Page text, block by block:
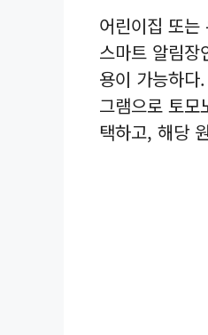
어린이집 또
스마트 알림
용이 가능하
그램으로 토모
택하고, 해당